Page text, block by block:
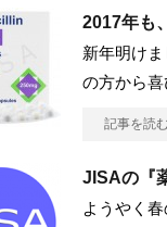
2017年も
新年明け
の方から
記事を読
JISAの『
ようやく